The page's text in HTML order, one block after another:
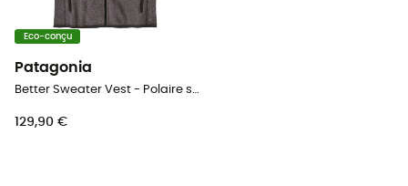
Eco-conçu
Patagonia
Better Sweater Vest - Polaire sans manches homme
129,90 €